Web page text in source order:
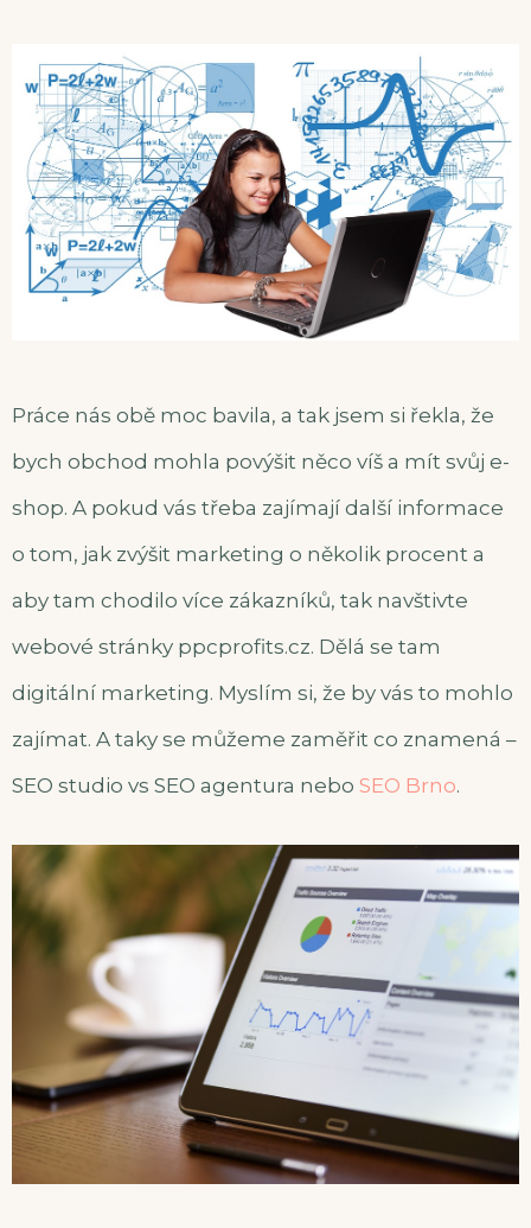
Práce nás obě moc bavila, a tak jsem si řekla, že
bych obchod mohla povýšit něco víš a mít svůj e-
shop. A pokud vás třeba zajímají další informace
o tom, jak zvýšit marketing o několik procent a
aby tam chodilo více zákazníků, tak navštivte
webové stránky ppcprofits.cz. Dělá se tam
digitální marketing. Myslím si, že by vás to mohlo
zajímat. A taky se můžeme zaměřit co znamená –
SEO studio vs SEO agentura nebo SEO Brno.